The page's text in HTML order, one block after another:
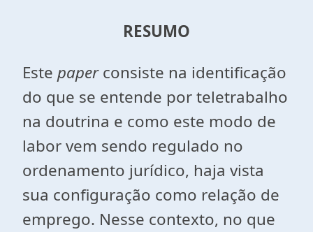
RESUMO
Este paperconsiste na identificação
do que se entende por teletrabalho
na doutrina e como este modo de
labor vem sendo regulado no
ordenamento jurídico, haja vista
sua configuração como relação de
emprego. Nesse contexto, no que